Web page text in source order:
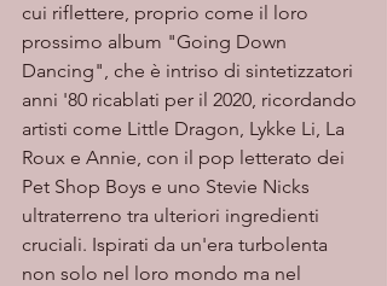
cui riflettere, proprio come il loro
prossimo album "Going Down
Dancing", che è intriso di sintetizzatori
anni '80 ricablati per il 2020, ricordando
artisti come Little Dragon, Lykke Li, La
Roux e Annie, con il pop letterato dei
Pet Shop Boys e uno Stevie Nicks
ultraterreno tra ulteriori ingredienti
cruciali. Ispirati da un'era turbolenta
non solo nel loro mondo ma nel